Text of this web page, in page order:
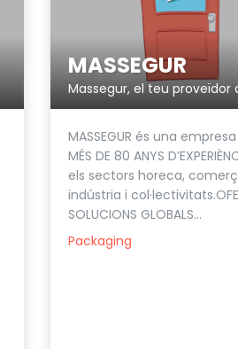
MASSEGUR
MASSEGUR és una
MÉS DE 80 ANYS
els sectors horeca,
indústria i
SOLUCIONS GLOBALS...
Packaging